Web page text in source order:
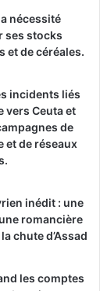
nécessité
ses stocks
et de céréales.
incidents liés
vers Ceuta et
de
et de réseaux
inédit : une
romancière
chute d’Assad
les comptes